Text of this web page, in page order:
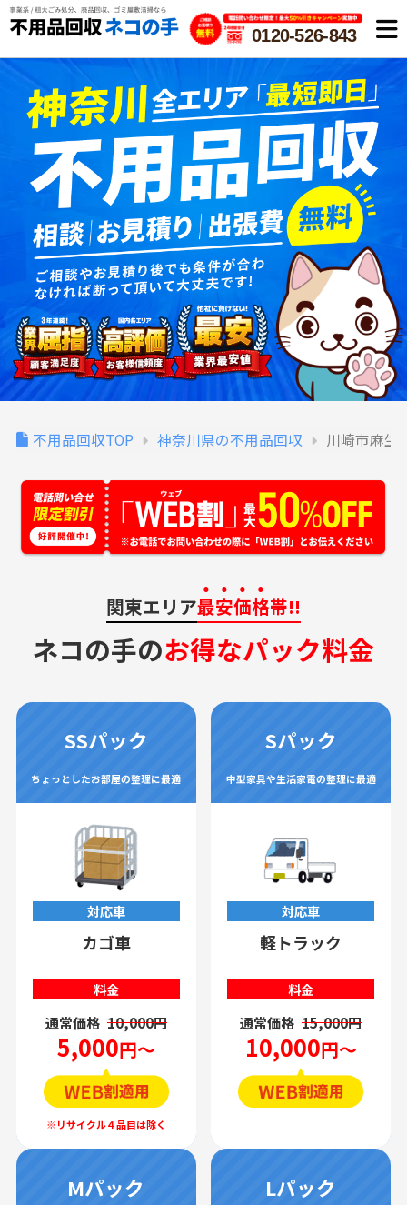
0120-526-843
不用品回収TOP 神奈川県の不用品回収 川崎市麻生
関東エリア最安価格帯!!
ネコの手のお得なパック料金
SSパック
ちょっとしたお部屋の整理に最適
対応車
カゴ車
料金
通常価格 10,000円
5,000円～
Sパック
中型家具や生活家電の整理に最適
対応車
軽トラック
料金
通常価格 15,000円
10,000円～
Mパック Lパック